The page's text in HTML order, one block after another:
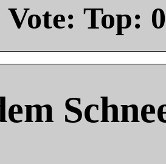
Vote: Top: 0